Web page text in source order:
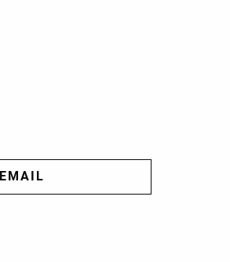
EMAIL